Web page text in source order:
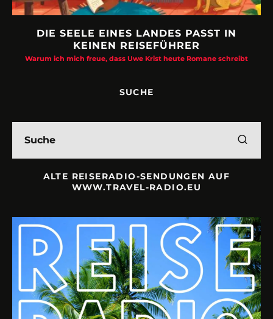
DIE SEELE EINES LANDES PASST IN
KEINEN REISEFÜHRER
Warum ich mich freue, dass Uwe Krist heute Romane schreibt
SUCHE
ALTE REISERADIO-SENDUNGEN AUF
WWW.TRAVEL-RADIO.EU